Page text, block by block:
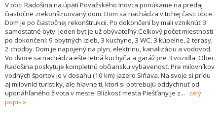
V obci Radošina na úpätí Považského Inovca ponúkame na predaj
čiastočne zrekonštruovaný dom. Dom sa nachádza v tichej časti obce.
Dom je po čiastočnej rekonštrukcii. Po dokončení by mali vzniknúť 3
samostatné byty. Jeden byt je už obývateľný.Celkový počet miestnosti
po dokončení: 9 obytných izieb, 3 kuchyne, 3 WC, 3 kúpelne, 2 terasy,
2 chodby. Dom je napojený na plyn, elektrinu, kanalizáciu a vodovod.
Vo dvore sa nachádza ešte letná kuchyňa a garáž pre 3 vozidla. Obec
Radošina poskytuje kompletnú občiansku vybavenosť. Pre milovníkov
vodných športov je v dosahu (10 km) jazero Slňava. Na svoje si prídu
aj milovníci turistiky, ale hlavne tí, ktorí si potrebujú oddýchnuť od
uponáhľaného života v meste. Blízkosť mesta Piešťany je z... celý
popis